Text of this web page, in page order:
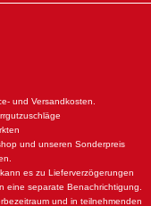
und Versandkosten.
und unseren Sonderpreis
es zu Lieferverzögerungen
eine separate Benachrichtigung.
und in teilnehmenden